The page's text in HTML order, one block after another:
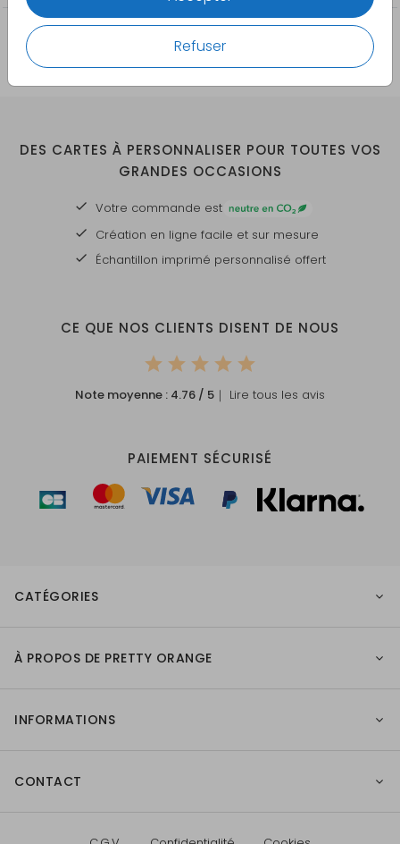
Refuser
DES CARTES À PERSONNALISER POUR TOUTES VOS
GRANDES OCCASIONS
Votre commande est
Création en ligne facile et sur mesure
Échantillon imprimé personnalisé offert
CE QUE NOS CLIENTS DISENT DE NOUS
Note moyenne : 4.76 / 5 ｜ Lire tous les avis
PAIEMENT SÉCURISÉ
CATÉGORIES
À PROPOS DE PRETTY ORANGE
INFORMATIONS
CONTACT